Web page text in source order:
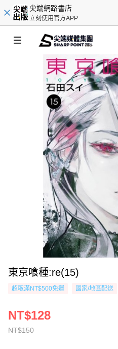
尖端網路書店
立刻使用官方APP
東京喰種:re(15)
超取滿NT$500免運 國家/地區配送
NT$150
NT$128